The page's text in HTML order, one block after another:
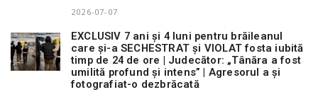
2026-07-07
EXCLUSIV 7 ani și 4 luni pentru brăileanul
care și-a SECHESTRAT și VIOLAT fosta iubită
timp de 24 de ore | Judecător: „Tânăra a fost
umilită profund și intens” | Agresorul a și
fotografiat-o dezbrăcată